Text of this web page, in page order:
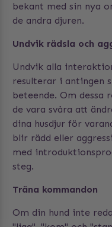
bekant med sin nya
de andra djuren.
Undvik rädsla och
Undvik alla
resulterar i antingen
beteende. Om dessa
de vara svåra att
dina husdjur för
blir rädd eller
med
steg.
Träna kommandon
Om din hund inte